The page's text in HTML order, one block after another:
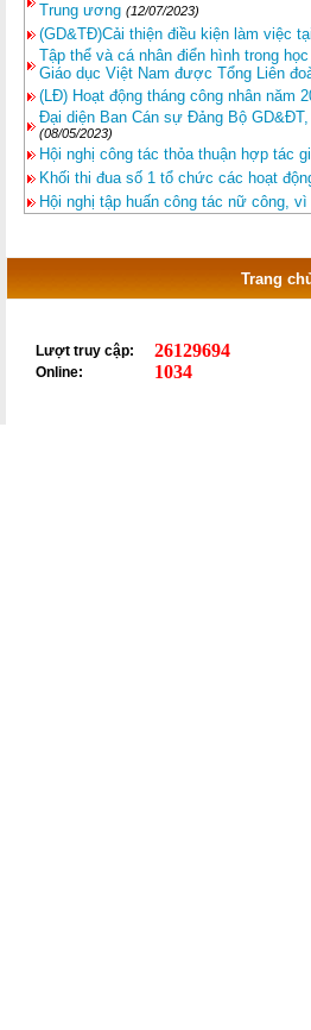
Trung ương (12/07/2023)
(GD&TĐ)Cải thiện điều kiện làm việc
Tập thể và cá nhân điển hình trong
Giáo dục Việt Nam được Tổng Liên
(LĐ) Hoạt động tháng công nhân năm
Đại diện Ban Cán sự Đảng Bộ
(08/05/2023)
Hội nghị công tác thỏa thuận hợp tác
Khối thi đua số 1 tổ chức các hoạt
Hội nghị tập huấn công tác nữ công,
Trang
Lượt truy cập: 26129694
Online: 1034